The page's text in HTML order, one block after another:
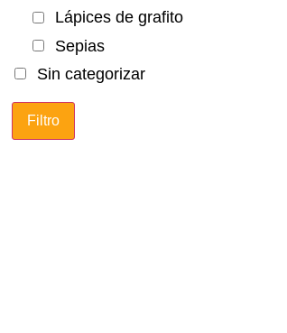
Lápices de grafito
Sepias
Sin categorizar
Filtro